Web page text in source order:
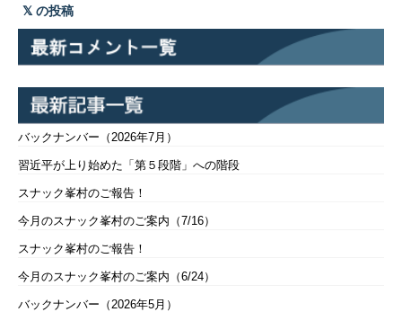
の投稿
バックナンバー（2026年7月）
習近平が上り始めた「第５段階」への階段
スナック峯村のご報告！
今月のスナック峯村のご案内（7/16）
スナック峯村のご報告！
今月のスナック峯村のご案内（6/24）
バックナンバー（2026年5月）